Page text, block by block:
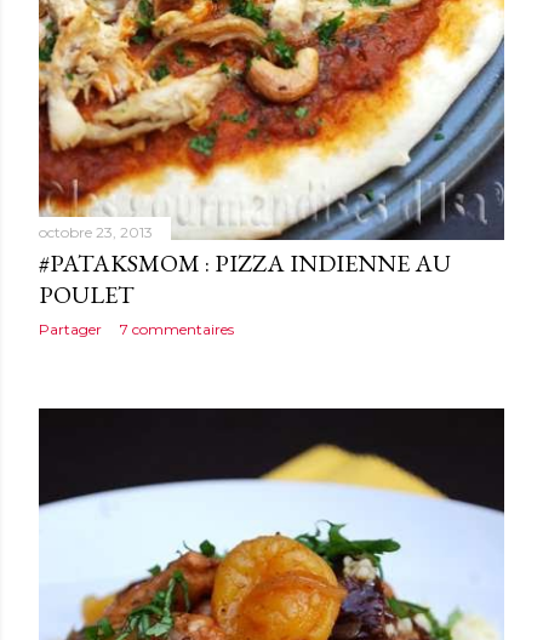
octobre 23, 2013
#PATAKSMOM : PIZZA INDIENNE AU
POULET
Partager 7 commentaires